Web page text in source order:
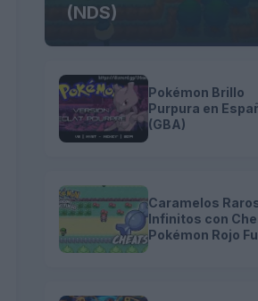
(NDS)
Pokémon Brillo
Purpura en
(GBA)
Caramelos
Infinitos con
Pokémon Rojo